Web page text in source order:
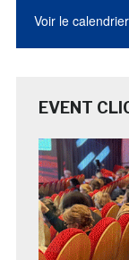
Voir le calendrier
EVENT